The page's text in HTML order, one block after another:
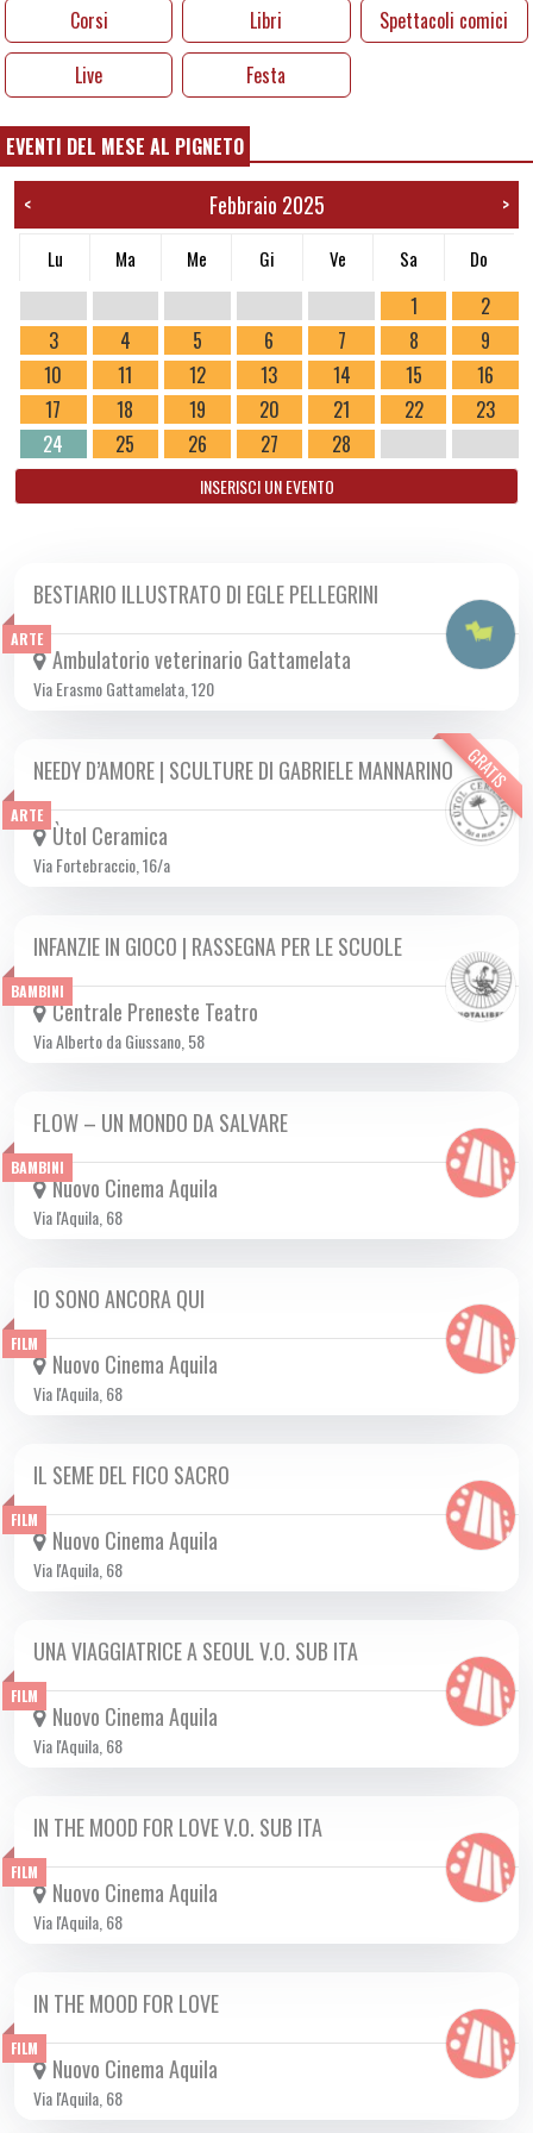
Corsi
Libri
Spettacoli comici
Live
Festa
EVENTI DEL MESE AL PIGNETO
< Febbraio 2025 >
Lu Ma Me Gi Ve Sa Do
1
2
3
4 5 6 7 8
9
10
11 12 13 14 15
16
17
18 19 20 21 22
23
24
25 26 27 28
INSERISCI UN EVENTO
ARTE
DA VEN 14/02 A VEN 28/02 2025
BESTIARIO ILLUSTRATO DI EGLE PELLEGRINI
Ambulatorio veterinario Gattamelata
Via Erasmo Gattamelata, 120
ARTE
GRATIS
DA VEN 14/02 A VEN 28/02 2025
NEEDY D’AMORE | SCULTURE DI GABRIELE MANNARINO
Ùtol Ceramica
Via Fortebraccio, 16/a
BAMBINI
DA LUN 28/10 A LUN 05/05 2025
INFANZIE IN GIOCO | RASSEGNA PER LE SCUOLE
Centrale Preneste Teatro
Via Alberto da Giussano, 58
BAMBINI
DA GIO 12/12 A MER 12/03 2025
FLOW – UN MONDO DA SALVARE
Nuovo Cinema Aquila
Via l'Aquila, 68
FILM
DA GIO 30/01 A MER 12/03 2025
IO SONO ANCORA QUI
Nuovo Cinema Aquila
Via l'Aquila, 68
FILM
DA GIO 20/02 A MER 12/03 2025
IL SEME DEL FICO SACRO
Nuovo Cinema Aquila
Via l'Aquila, 68
FILM
DA GIO 13/02 A MER 26/02 2025
UNA VIAGGIATRICE A SEOUL V.O. SUB ITA
Nuovo Cinema Aquila
Via l'Aquila, 68
FILM
DA LUN 17/02 A LUN 03/03 2025
IN THE MOOD FOR LOVE V.O. SUB ITA
Nuovo Cinema Aquila
Via l'Aquila, 68
FILM
DA GIO 27/02 A MER 05/03 2025
IN THE MOOD FOR LOVE
Nuovo Cinema Aquila
Via l'Aquila, 68